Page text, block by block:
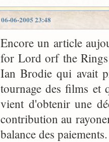
06-06-2005 23:48
Encore un article
for Lord orf the
Ian Brodie qui avait
tournage des films et
vient d'obtenir une
contribution au
balance des paiements.